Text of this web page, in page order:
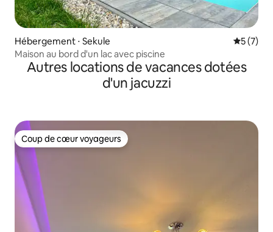
Hébergement ⋅ Sekule
5 (7)
Maison au bord d'un lac avec piscine
Autres locations de vacances dotées
d'un jacuzzi
Coup de cœur voyageurs
Coup de cœur voyageurs